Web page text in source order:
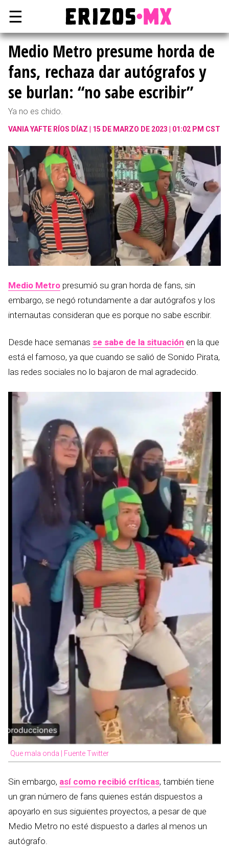
☰
Medio Metro presume horda de
fans, rechaza dar autógrafos y
se burlan: “no sabe escribir”
Ya no es chido.
VANIA YAFTE RÍOS DÍAZ 15 DE MARZO DE 2023 | 01:02 PM CST
Medio Metro presumió su gran horda de fans, sin
embargo, se negó rotundamente a dar autógrafos y los
internautas consideran que es porque no sabe escribir.
Desde hace semanas se sabe de la situación en la que
está el famoso, ya que cuando se salió de Sonido Pirata,
las redes sociales no lo bajaron de mal agradecido.
Que mala onda | Fuente Twitter
Sin embargo, así como recibió críticas, también tiene
un gran número de fans quienes están dispuestos a
apoyarlo en sus siguientes proyectos, a pesar de que
Medio Metro no esté dispuesto a darles al menos un
autógrafo.